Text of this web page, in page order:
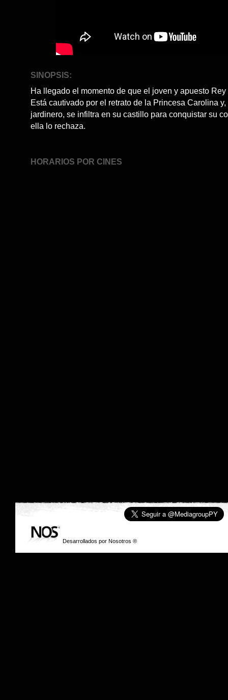
SINOPSIS:
Ha llegado el momento de que el joven y apuesto
Está cautivado por el retrato de la Princesa Carolina
jardinero, se infiltra en su castillo para conquistar su
ella lo rechaza.
HORARIOS POR CINES
Desarrollados por Nosotros ® © 2006